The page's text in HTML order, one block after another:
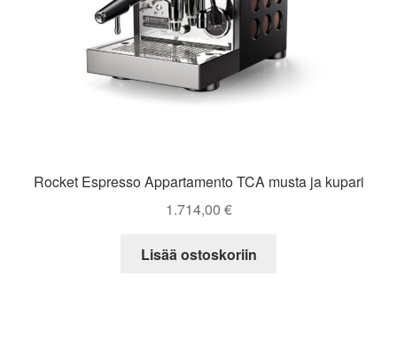
Rocket Espresso Appartamento TCA musta ja kupari
1.714,00 €
Lisää ostoskoriin